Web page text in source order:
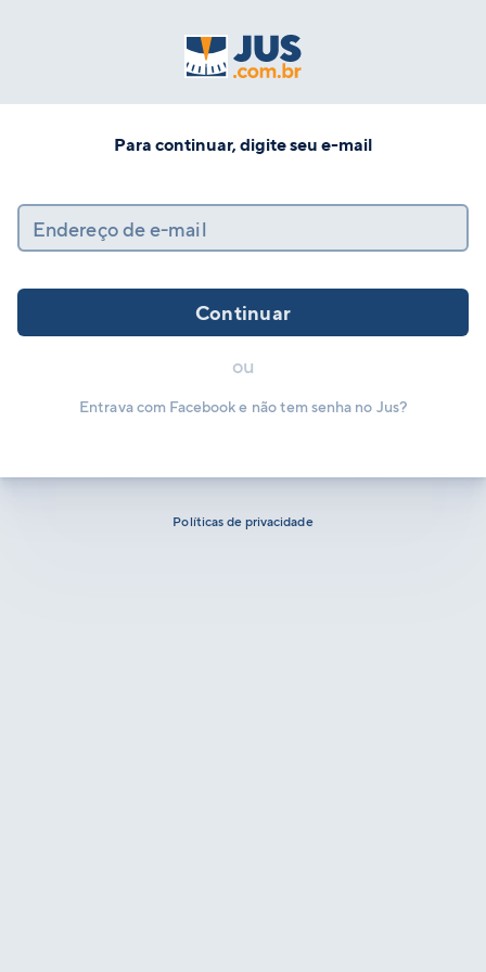
Para continuar, digite seu e-mail
Endereço de e-mail
Continuar
ou
Entrava com Facebook e não tem senha no Jus?
Políticas de privacidade